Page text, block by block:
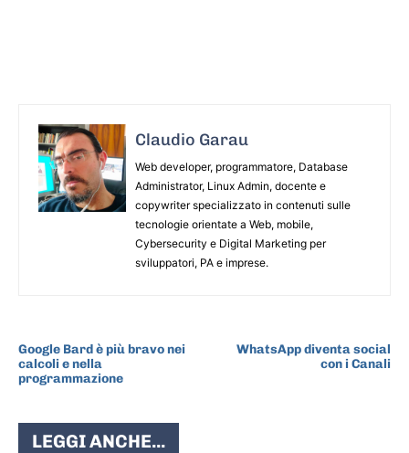
Claudio Garau
Web developer, programmatore, Database
Administrator, Linux Admin, docente e
copywriter specializzato in contenuti sulle
tecnologie orientate a Web, mobile,
Cybersecurity e Digital Marketing per
sviluppatori, PA e imprese.
Google Bard è più bravo nei
calcoli e nella
programmazione
WhatsApp diventa social
con i Canali
LEGGI ANCHE...